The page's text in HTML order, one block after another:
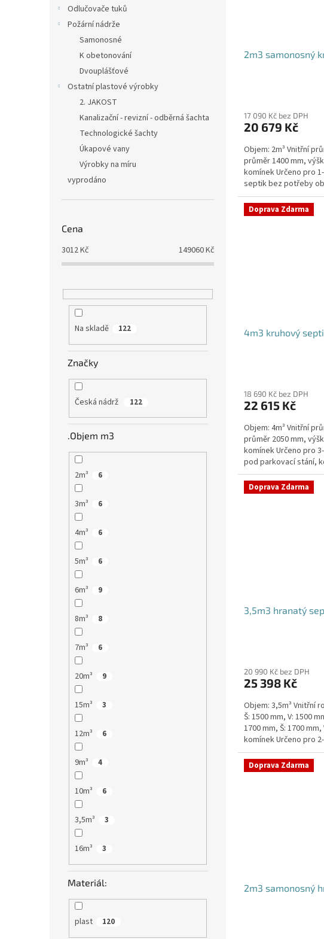
Odlučovače tuků
Požární nádrže
Samonosné
K obetonování
Dvouplášťové
Ostatní plastové výrobky
2. JAKOST
Kanalizační - revizní - odběrná šachta
Technologické šachty
Úkapové vany
Výrobky na míru
vyprodáno
Cena
3012Kč 149060Kč
Na skladě 122
Značky
Česká nádrž 122
.Objem m3
2m³ 6
3m³ 6
4m³ 6
5m³ 6
6m³ 9
8m³ 8
7m³ 6
20m³ 9
15m³ 3
12m³ 6
9m³ 4
10m³ 6
3,5m³ 3
16m³ 3
Materiál:
plast 120
2m3 samonosný
produktu
je
z
5
hvězdiček.
17 090 Kč bez DPH
20 679 Kč
Objem: 2m³ Vnitřní
průměr 1400 mm,
komínek Určeno pro
septik bez potřeby
pozici přítoku a
Doprava Zdarma
4m3 kruhový
18 690 Kč bez DPH
22 615 Kč
Objem: 4m³ Vnitřní
průměr 2050 mm,
komínek Určeno pro
pod parkovací stání,
jílovité
Doprava Zdarma
3,5m3 hranatý
20 990 Kč bez DPH
25 398 Kč
Objem: 3,5m³ Vnitřní
Š: 1500 mm, V: 1500
1700 mm, Š: 1700 mm,
komínek Určeno pro
pod parkovací stání,...
Doprava Zdarma
2m3 samonosný